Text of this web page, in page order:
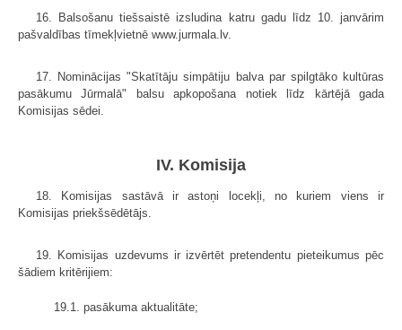
16. Balsošanu tiešsaistē izsludina katru gadu līdz 10. janvārim
pašvaldības tīmekļvietnē www.jurmala.lv.
17. Nominācijas "Skatītāju simpātiju balva par spilgtāko kultūras
pasākumu Jūrmalā" balsu apkopošana notiek līdz kārtējā gada
Komisijas sēdei.
IV. Komisija
18. Komisijas sastāvā ir astoņi locekļi, no kuriem viens ir
Komisijas priekšsēdētājs.
19. Komisijas uzdevums ir izvērtēt pretendentu pieteikumus pēc
šādiem kritērijiem:
19.1. pasākuma aktualitāte;